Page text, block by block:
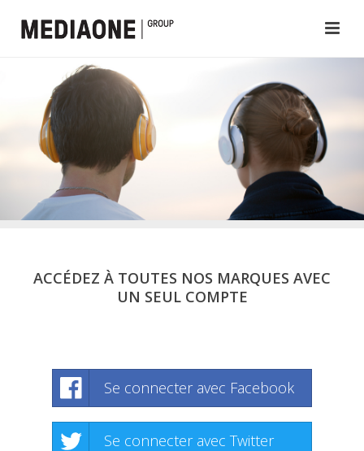
ACCÉDEZ À TOUTES NOS MARQUES AVEC
UN SEUL COMPTE
Se connecter avec Facebook
Se connecter avec Twitter